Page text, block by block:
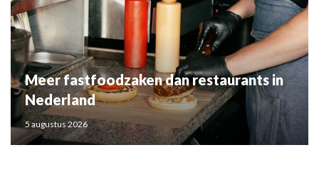
Meer fastfoodzaken dan restaurants in
Nederland
5 augustus 2026